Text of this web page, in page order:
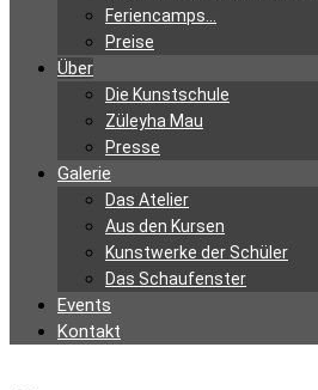
Feriencamps…
Preise
Über
Die Kunstschule
Züleyha Mau
Presse
Galerie
Das Atelier
Aus den Kursen
Kunstwerke der Schüler
Das Schaufenster
Events
Kontakt